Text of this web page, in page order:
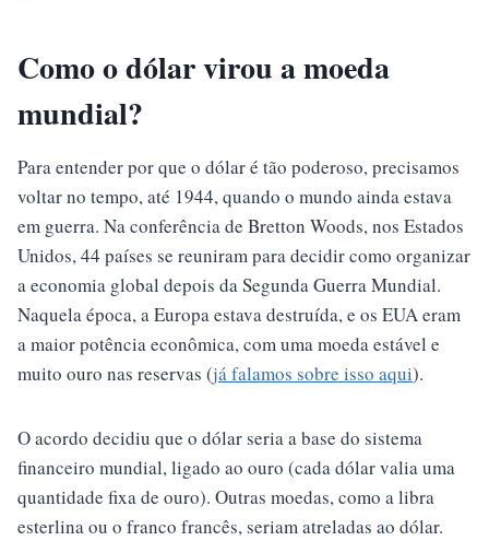
Como o dólar virou a moeda
mundial?
Para entender por que o dólar é tão poderoso, precisamos
voltar no tempo, até 1944, quando o mundo ainda estava
em guerra. Na conferência de Bretton Woods, nos Estados
Unidos, 44 países se reuniram para decidir como organizar
a economia global depois da Segunda Guerra Mundial.
Naquela época, a Europa estava destruída, e os EUA eram
a maior potência econômica, com uma moeda estável e
muito ouro nas reservas (já falamos sobre isso aqui).
O acordo decidiu que o dólar seria a base do sistema
financeiro mundial, ligado ao ouro (cada dólar valia uma
quantidade fixa de ouro). Outras moedas, como a libra
esterlina ou o franco francês, seriam atreladas ao dólar.